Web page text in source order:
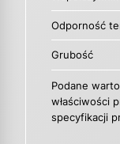
Odporność
Grubość
Podane
właściwości
specyfikacji